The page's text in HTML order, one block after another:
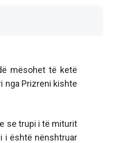
mësohet të ketë
nga Prizreni kishte
se trupi i të miturit
i është nënshtruar